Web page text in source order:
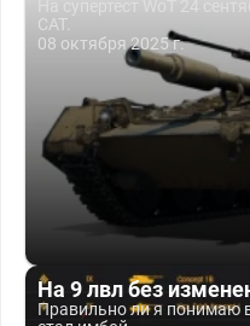
CAT.
08 октября 2025 г.
На 9 лвл без
Правильно ли я понимаю